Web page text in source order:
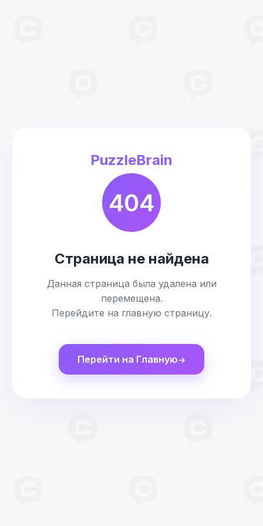
PuzzleBrain
404
Страница не найдена
Данная страница была удалена или
перемещена.
Перейдите на главную страницу.
Перейти на Главную→